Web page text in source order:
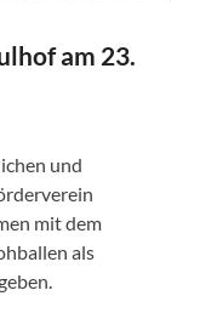
am 23.
und
mit dem
als